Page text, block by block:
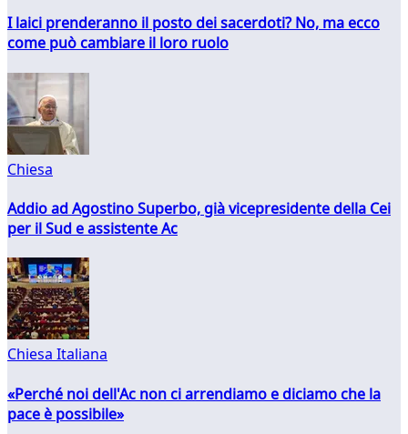
I laici prenderanno il posto dei sacerdoti? No, ma ecco
come può cambiare il loro ruolo
Chiesa
Addio ad Agostino Superbo, già vicepresidente della Cei
per il Sud e assistente Ac
Chiesa Italiana
«Perché noi dell'Ac non ci arrendiamo e diciamo che la
pace è possibile»